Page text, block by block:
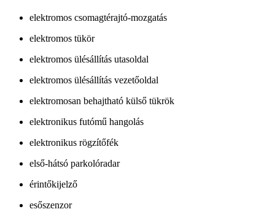
elektromos csomagtérajtó-mozgatás
elektromos tükör
elektromos ülésállítás utasoldal
elektromos ülésállítás vezetőoldal
elektromosan behajtható külső tükrök
elektronikus futómű hangolás
elektronikus rögzítőfék
első-hátsó parkolóradar
érintőkijelző
esőszenzor